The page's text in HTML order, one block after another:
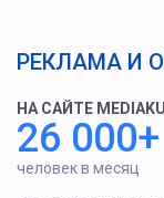
РЕКЛАМА И
НА САЙТЕ
26 000+
человек в месяц